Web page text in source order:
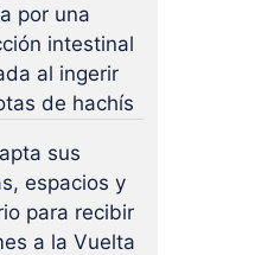
por una
intestinal
al ingerir
de hachís
sus
espacios y
para recibir
a la Vuelta